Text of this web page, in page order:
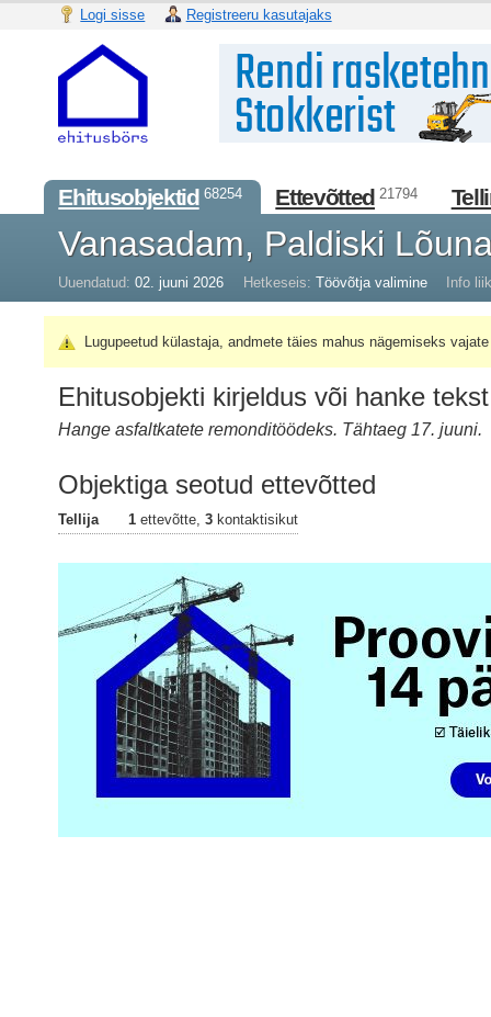
Logi sisse Registreeru kasutajaks
Ehitusobjektid 68254 Ettevõtted 21794
Vanasadam, Paldiski
Uuendatud: 02. juuni 2026 Hetkeseis: Töövõtja valimine Info
Lugupeetud külastaja, andmete täies mahus nägemiseks
Ehitusobjekti kirjeldus või hanke tekst
Hange asfaltkatete remonditöödeks. Tähtaeg 17. juuni.
Objektiga seotud ettevõtted
Tellija 1 ettevõtte,3 kontaktisikut